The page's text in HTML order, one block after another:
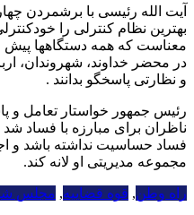
آیت الله رئیسی با برشمردن
بهترین نظام کنترلی را
معناست که همه دستگاهها پیش
در محضر خداوند، شهروندان،
و نظارتی پاسخگو بدانند .
رئیس جمهور خواستار تعامل و
ناظران برای مبارزه با فساد
فساد حساسیت نداشته باشد و
مجموعه مدیریتی او لانه کند.
راه وطن, قوه قضاییه, مجلس